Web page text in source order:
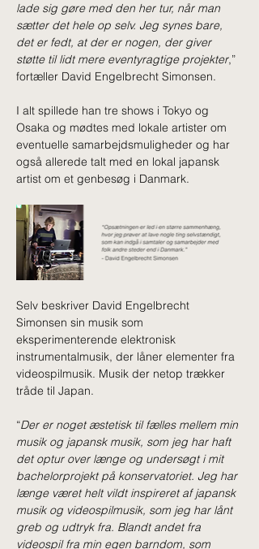
lade sig gøre med den her tur, når man
sætter det hele op selv. Jeg synes bare,
det er fedt, at der er nogen, der giver
støtte til lidt mere eventyragtige projekter,”
fortæller David Engelbrecht Simonsen.
I alt spillede han tre shows i Tokyo og
Osaka og mødtes med lokale artister om
eventuelle samarbejdsmuligheder og har
også allerede talt med en lokal japansk
artist om et genbesøg i Danmark.
Selv beskriver David Engelbrecht
Simonsen sin musik som
eksperimenterende elektronisk
instrumentalmusik, der låner elementer fra
videospilmusik. Musik der netop trækker
tråde til Japan.
“Der er noget æstetisk til fælles mellem min
musik og japansk musik, som jeg har haft
det optur over længe og undersøgt i mit
bachelorprojekt på konservatoriet. Jeg har
længe været helt vildt inspireret af japansk
musik og videospilmusik, som jeg har lånt
greb og udtryk fra. Blandt andet fra
videospil fra min egen barndom, som